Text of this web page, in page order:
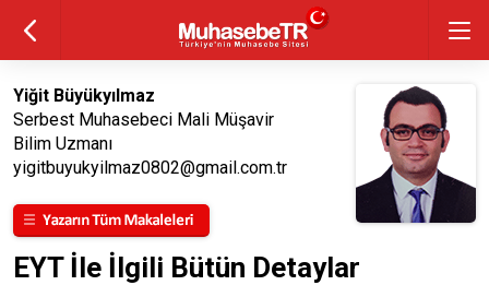
Yiğit Büyükyılmaz
Serbest Muhasebeci Mali Müşavir
Bilim Uzmanı
yigitbuyukyilmaz0802@gmail.com.tr
EYT İle İlgili Bütün Detaylar